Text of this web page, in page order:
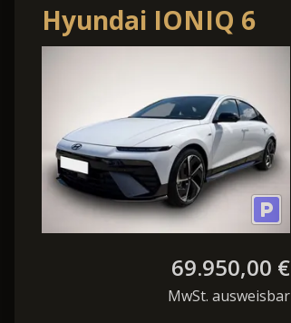
Hyundai IONIQ 6
84 kWh 4WD N Line
X ,360 Grad
Kamera,
69.950,00 €
MwSt. ausweisbar